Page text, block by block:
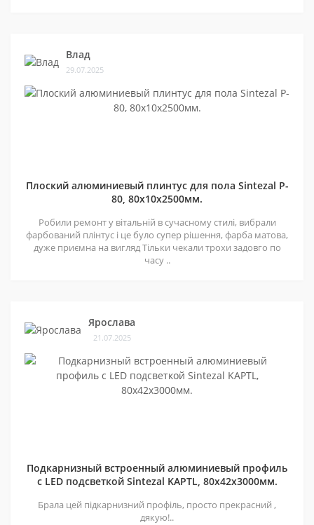
Влад
29.07.2025
Плоский алюминиевый плинтус для пола Sintezal P-
80, 80х10х2500мм.
Робили ремонт у вітальній в сучасному стилі, вибрали
фарбований плінтус і це було супер рішення, фарба матова,
дуже приємна на вигляд Тільки чекали трохи задовго по
часу ..
Ярослава
21.07.2025
Подкарнизный встроенный алюминиевый профиль
с LED подсветкой Sintezal KAPTL, 80х42x3000мм.
Брала цей підкарнизний профіль, просто прекрасний ,
дякую!..